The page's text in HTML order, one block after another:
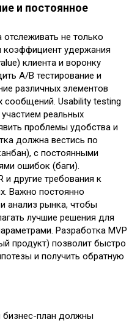
и постоянное
не только
коэффициент удержания
клиента и воронку
A/B тестирование и
различных элементов
сообщений. Usability testing
реальных
проблемы удобства и
должна вестись по
с постоянными
ошибок (баги).
и другие требования к
Важно постоянно
анализ рынка, чтобы
лучшие решения для
Разработка MVP
продукт) позволит быстро
и получить обратную
бизнес-план должны